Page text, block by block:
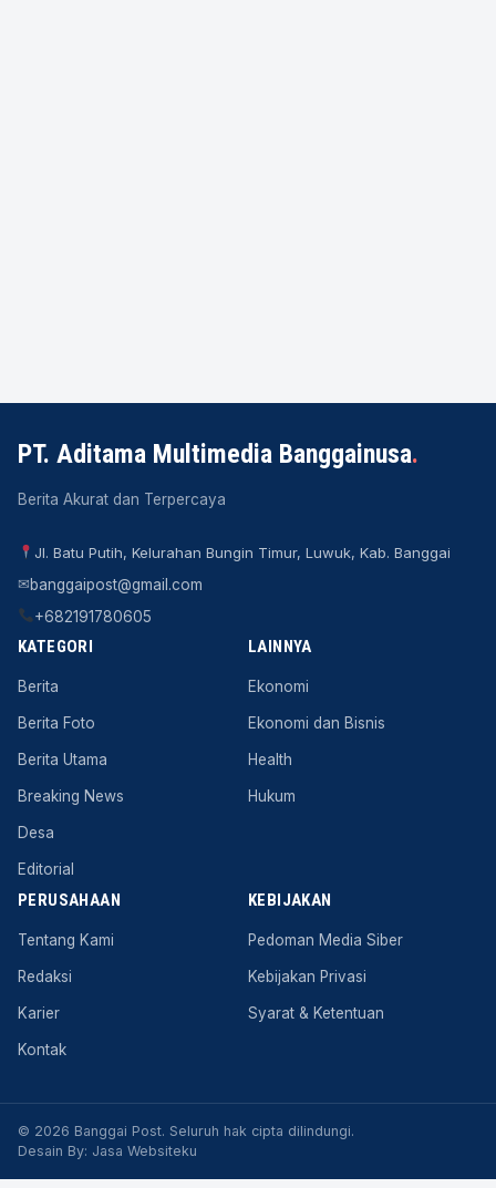
PT. Aditama Multimedia Banggainusa.
Berita Akurat dan Terpercaya
Jl. Batu Putih, Kelurahan Bungin Timur, Luwuk, Kab. Banggai
✉banggaipost@gmail.com
+682191780605
KATEGORI
Berita
Berita Foto
Berita Utama
Breaking News
Desa
Editorial
LAINNYA
Ekonomi
Ekonomi dan Bisnis
Health
Hukum
PERUSAHAAN
Tentang Kami
Redaksi
Karier
Kontak
KEBIJAKAN
Pedoman Media Siber
Kebijakan Privasi
Syarat & Ketentuan
© 2026 Banggai Post. Seluruh hak cipta dilindungi.
Desain By: Jasa Websiteku